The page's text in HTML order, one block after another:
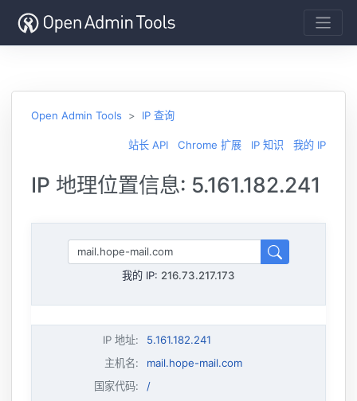
Open Admin Tools IP 查询
站长 API Chrome 扩展 IP 知识 我的 IP
IP 地理位置信息: 5.161.182.241
我的 IP: 216.73.217.173
IP 地址:
5.161.182.241
主机名:
mail.hope-mail.com
国家代码:
/